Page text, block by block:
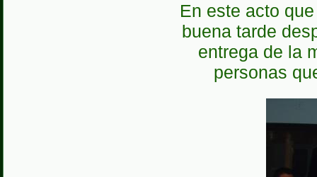
En este acto
buena tarde
entrega de la
personas